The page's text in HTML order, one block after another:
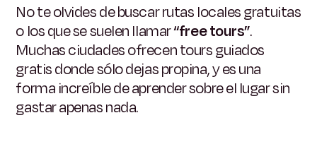
No te olvides de buscar rutas locales gratuitas
o los que se suelen llamar“free tours”.
Muchas ciudades ofrecen tours guiados
gratis donde sólo dejas propina, y es una
forma increíble de aprender sobre el lugar sin
gastar apenas nada.